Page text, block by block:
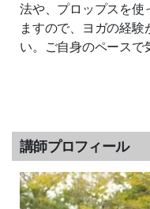
法や、プロップスを使
ますので、ヨガの経験
い。ご自身のペースで
講師プロフィール